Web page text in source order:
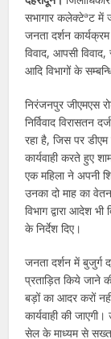
सभागार कलेक्टेªट में
जनता दर्शन
विवाद, आपसी
आदि विभागों के
निरंजनपुर जीएमएस
निर्विवाद विरासतन
रहा है, जिस पर
कार्यवाही करते हुए
एक महिला ने अपनी
उनका दो माह का
विभाग द्वारा आदेश
के निर्देश दिए।
जनता दर्शन में बुजुर्ग
प्रताड़ित किये जाने
बड़ों का आदर करों
कार्यवाही की
सेल के माध्यम से सख्त